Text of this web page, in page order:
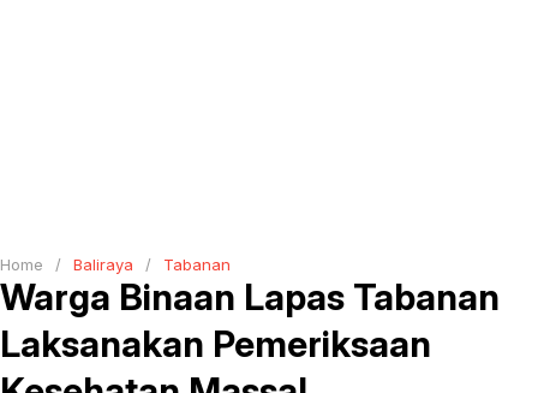
Home / Baliraya / Tabanan
Warga Binaan Lapas Tabanan
Laksanakan Pemeriksaan